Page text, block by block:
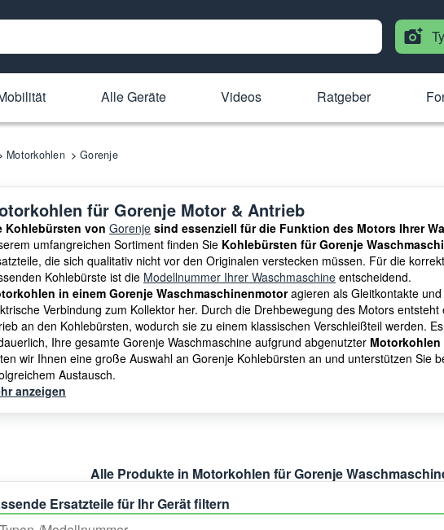
Alle Geräte Videos Ratgeber
Motorkohlen Gorenje
für Gorenje Motor & Antrieb
Kohlebürsten von Gorenje sind essenziell für die Funktion des Motors Ihrer
umfangreichen Sortiment finden Sie Kohlebürsten für Gorenje
die sich qualitativ nicht vor den Originalen verstecken müssen. Für die
Kohlebürste ist die Modellnummer Ihrer Waschmaschine entscheidend.
in einem Gorenje Waschmaschinenmotoragieren als Gleitkontakte
Verbindung zum Kollektor her. Durch die Drehbewegung des Motors
an den Kohlebürsten, wodurch sie zu einem klassischen Verschleißteil werden.
Ihre gesamte Gorenje Waschmaschine aufgrund abgenutzter Motorkohlen
wir Ihnen eine große Auswahl an Gorenje Kohlebürsten an und unterstützen Sie
Austausch.
anzeigen
Alle Produkte in Motorkohlen für Gorenje
Ersatzteile für Ihr Gerät filtern